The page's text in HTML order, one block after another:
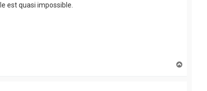
est quasi impossible.